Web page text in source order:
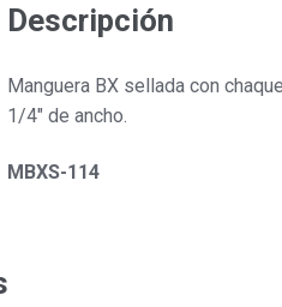
Descripción
Manguera BX sellada con
1/4″ de ancho.
MBXS-114